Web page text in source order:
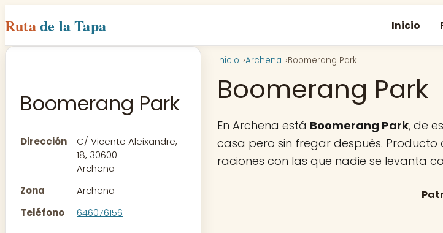
Rutade la Tapa Inicio
Boomerang Park
Dirección
C/ Vicente Aleixandre,
18, 30600
Archena
Zona
Archena
Teléfono
646076156
Inicio Archena Boomerang Park
Boomerang Park
En Archena está Boomerang Park, de
casa pero sin fregar después.
raciones con las que nadie se levanta